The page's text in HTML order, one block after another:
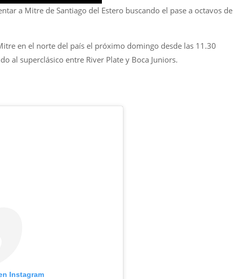
a Mitre de Santiago del Estero buscando el pase a octavos de
en el norte del país el próximo domingo desde las 11.30
al superclásico entre River Plate y Boca Juniors.
Instagram